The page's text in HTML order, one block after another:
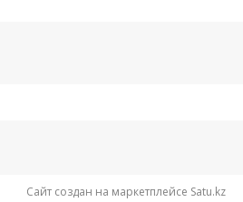
Сайт создан на маркетплейсе Satu.kz